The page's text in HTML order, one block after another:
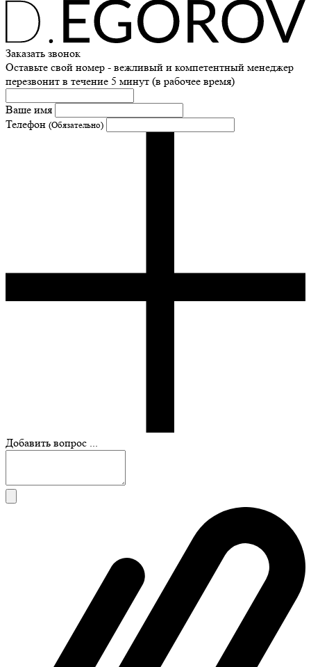
Заказать звонок
Оставьте свой номер - вежливый и компетентный менеджер
перезвонит в течение 5 минут (в рабочее время)
Ваше имя
Телефон (Обязательно)
Добавить вопрос ...